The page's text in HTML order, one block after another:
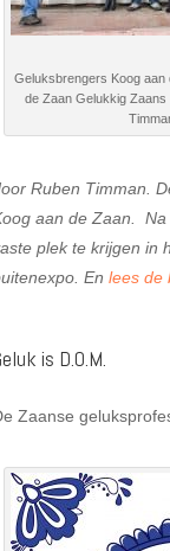
Geluksbrengers Koog aan
de Zaan Gelukkig
Ruben Timman.
aan de Zaan. Na
plek te krijgen in
En lees de
is D.O.M.
Zaanse